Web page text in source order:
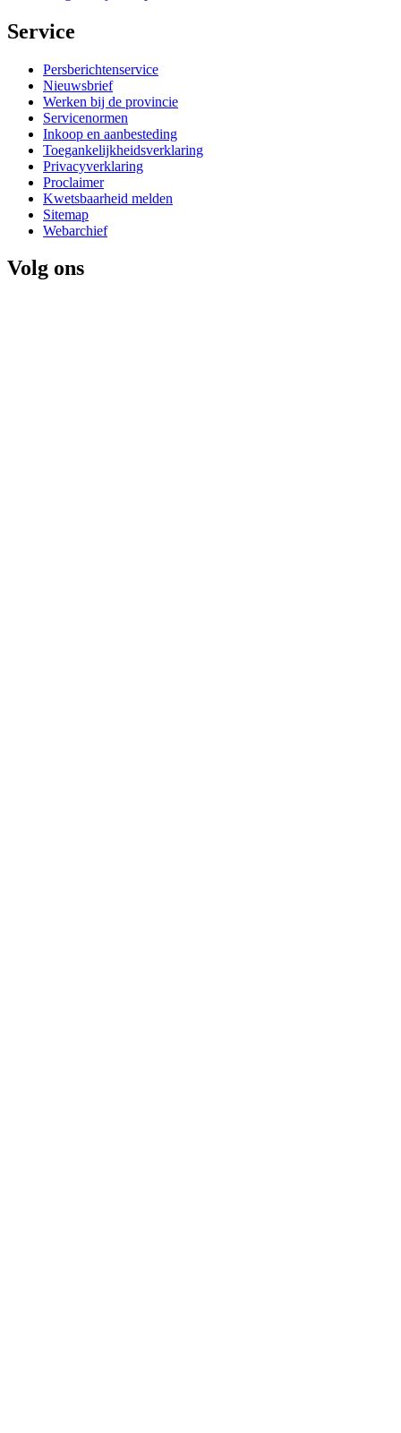
Service
Persberichtenservice
Nieuwsbrief
Werken bij de provincie
Servicenormen
Inkoop en aanbesteding
Toegankelijkheidsverklaring
Privacyverklaring
Proclaimer
Kwetsbaarheid melden
Sitemap
Webarchief
Volg ons